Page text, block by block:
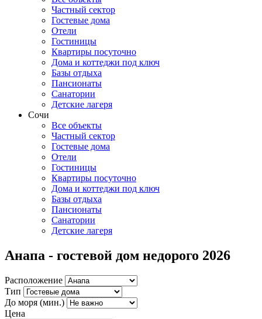
Частный сектор
Гостевые дома
Отели
Гостиницы
Квартиры посуточно
Дома и коттеджи под ключ
Базы отдыха
Пансионаты
Санатории
Детские лагеря
Сочи
Все объекты
Частный сектор
Гостевые дома
Отели
Гостиницы
Квартиры посуточно
Дома и коттеджи под ключ
Базы отдыха
Пансионаты
Санатории
Детские лагеря
Анапа - гостевой дом недорого 2026
Расположение
Тип
До моря (мин.)
Цена